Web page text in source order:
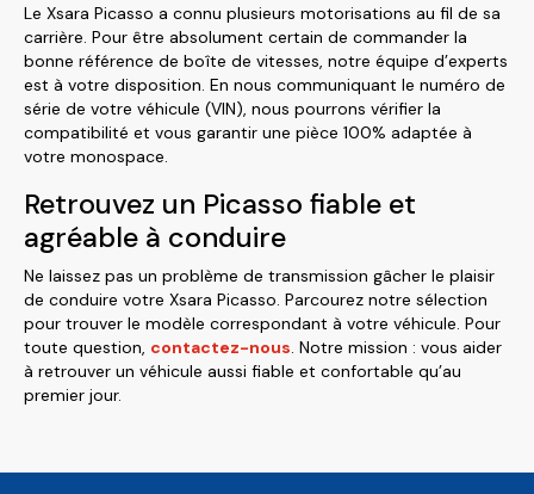
Le Xsara Picasso a connu plusieurs motorisations au fil de sa
carrière. Pour être absolument certain de commander la
bonne référence de boîte de vitesses, notre équipe d’experts
est à votre disposition. En nous communiquant le numéro de
série de votre véhicule (VIN), nous pourrons vérifier la
compatibilité et vous garantir une pièce 100% adaptée à
votre monospace.
Retrouvez un Picasso fiable et
agréable à conduire
Ne laissez pas un problème de transmission gâcher le plaisir
de conduire votre Xsara Picasso. Parcourez notre sélection
pour trouver le modèle correspondant à votre véhicule. Pour
toute question, contactez-nous. Notre mission : vous aider
à retrouver un véhicule aussi fiable et confortable qu’au
premier jour.